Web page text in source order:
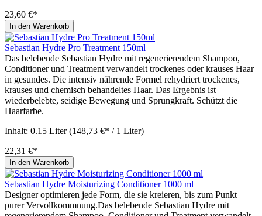
23,60 €*
In den Warenkorb
Sebastian Hydre Pro Treatment 150ml
Das belebende Sebastian Hydre mit regenerierendem Shampoo,
Conditioner und Treatment verwandelt trockenes oder krauses Haar
in gesundes. Die intensiv nährende Formel rehydriert trockenes,
krauses und chemisch behandeltes Haar. Das Ergebnis ist
wiederbelebte, seidige Bewegung und Sprungkraft. Schützt die
Haarfarbe.
Inhalt: 0.15 Liter(148,73 €* / 1 Liter)
22,31 €*
In den Warenkorb
Sebastian Hydre Moisturizing Conditioner 1000 ml
Designer optimieren jede Form, die sie kreieren, bis zum Punkt
purer Vervollkommnung.Das belebende Sebastian Hydre mit